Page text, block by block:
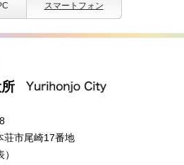
スマートフォン
市尾崎17番地